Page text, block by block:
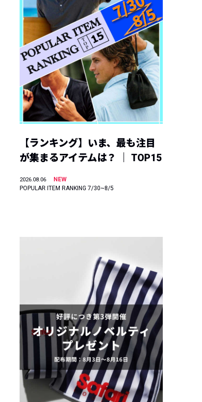
【ランキング】いま、最も注目
が集まるアイテムは？ ｜ TOP15
2026.08.06
NEW
POPULAR ITEM RANKING 7/30~8/5